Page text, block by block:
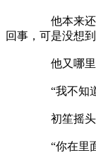
他本来还想着
回事，可是没想
他又哪里知
“我不知道啊
初笙摇头，似
“你在里面